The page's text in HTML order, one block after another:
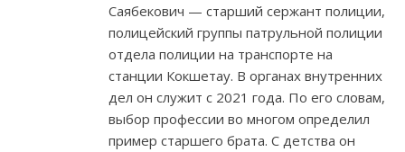
Саябекович — старший сержант полиции,
полицейский группы патрульной полиции
отдела полиции на транспорте на
станции Кокшетау. В органах внутренних
дел он служит с 2021 года. По его словам,
выбор профессии во многом определил
пример старшего брата. С детства он